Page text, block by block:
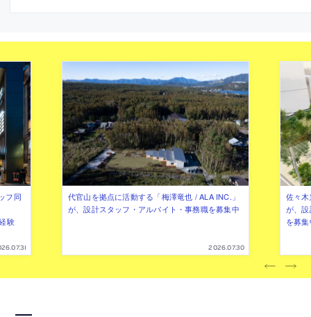
う“ピラネージ風”の“開放的”な空間を備え
フ同
験
代官山を拠点に活動する「梅澤竜也 / ALA INC.」
が、設計スタッフ・アルバイト・事務職を募集中
2026.07.30
佐々
が、
を募